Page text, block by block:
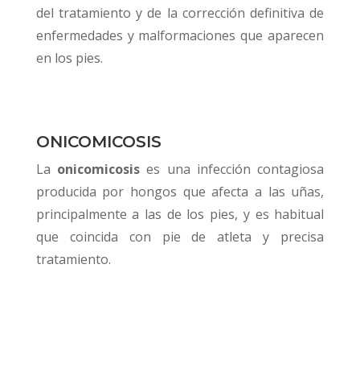
del tratamiento y de la corrección definitiva de
enfermedades y malformaciones que aparecen
en los pies.
ONICOMICOSIS
La onicomicosis es una infección contagiosa
producida por hongos que afecta a las uñas,
principalmente a las de los pies, y es habitual
que coincida con pie de atleta y precisa
tratamiento.